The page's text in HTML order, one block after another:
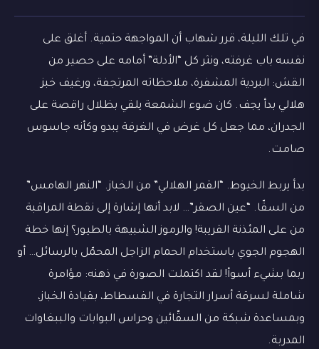
في تلك الليلة، قرر شهاب أن المواجهة حتمية. أغلق على
نفسه باب غرفته، ونثر كل “الأدلة” أمامه على حصير من
القش: البردية المشفرة، ملاحظاته المرتجفة، ورغيف خبز
هلالي بدأ يجف. كان ضوء الشمعة يلقي بظلال راقصة على
الجدران، مما جعل كل غرض في الغرفة يبدو وكأنه جاسوس
صامت.
بدأ يربط الخيوط. “القمر الهلالي” من الخباز. “النهر الهامس”
من السقّا. “عين الصقر”… لابد أنها إشارة إلى نقطة المراقبة
من على المئذنة القريبة! والرموز الشبيهة بالطيور؟ إنها خطة
الهجوم الجوي باستخدام الحمام الزاجل المحمّل بالرسائل… أو
ربما بشيء أسوأ! لقد اكتملت الصورة في ذهنه: مؤامرة
شاملة لسرقة أسرار التجارة في الفسطاط، بقيادة الخباز،
وبمساعدة شبكة من السقّائين وحراس البوابات والببغاوات
المدربة.